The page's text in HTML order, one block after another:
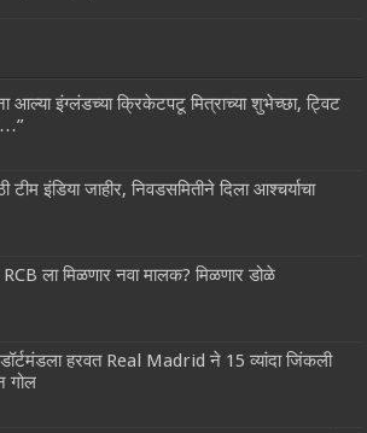
इंग्लंडच्या क्रिकेटपटू मित्राच्या शुभेच्छा, ट्विट
इंडिया जाहीर, निवडसमितीने दिला आश्चर्याचा
ला मिळणार नवा मालक? मिळणार डोळे
हरवत Real Madrid ने 15 व्यांदा जिंकली
गोल